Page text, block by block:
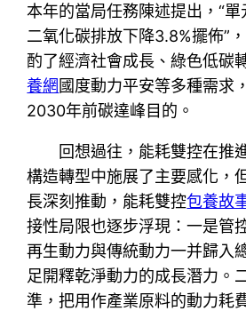
本年的當局任務陳述提出，“
二氧化碳排放下降3.8%擺佈”
酌了經濟社會成長、綠色低碳
養網國度動力平安等多種需求
2030年前碳達峰目的。
回想過往，能耗雙控在推
構造轉型中施展了主要感化，
長深刻推動，能耗雙控包養故
接性局限也逐步浮現：一是管
再生動力與傳統動力一并歸入
足開釋乾淨動力的成長潛力。
準，把用作產業原料的動力耗